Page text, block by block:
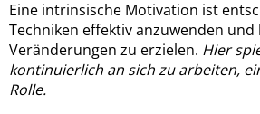
Eine intrinsische Motivation ist
Techniken effektiv anzuwenden
Veränderungen zu erzielen. Hier
kontinuierlich an sich zu arbeiten,
Rolle.